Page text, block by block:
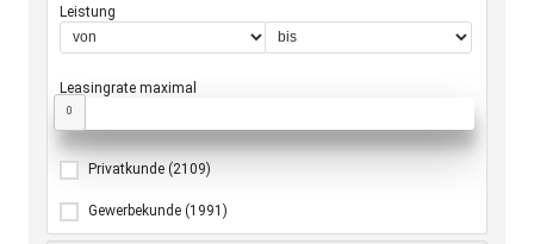
Leistung
Leasingrate maximal
0
Privatkunde (2109)
Gewerbekunde (1991)